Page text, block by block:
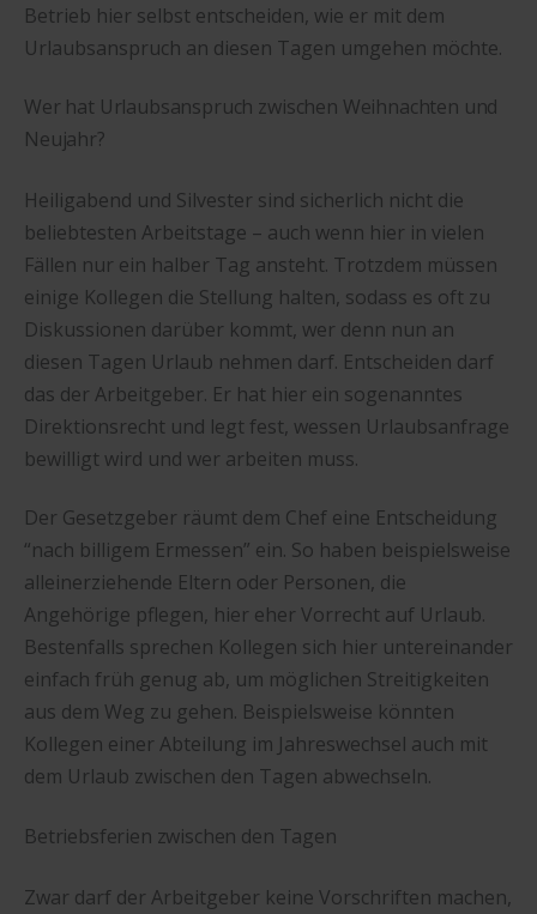
Betrieb hier selbst entscheiden, wie er mit dem
Urlaubsanspruch an diesen Tagen umgehen möchte.
Wer hat Urlaubsanspruch zwischen Weihnachten und
Neujahr?
Heiligabend und Silvester sind sicherlich nicht die
beliebtesten Arbeitstage – auch wenn hier in vielen
Fällen nur ein halber Tag ansteht. Trotzdem müssen
einige Kollegen die Stellung halten, sodass es oft zu
Diskussionen darüber kommt, wer denn nun an
diesen Tagen Urlaub nehmen darf. Entscheiden darf
das der Arbeitgeber. Er hat hier ein sogenanntes
Direktionsrecht und legt fest, wessen Urlaubsanfrage
bewilligt wird und wer arbeiten muss.
Der Gesetzgeber räumt dem Chef eine Entscheidung
“nach billigem Ermessen” ein. So haben beispielsweise
alleinerziehende Eltern oder Personen, die
Angehörige pflegen, hier eher Vorrecht auf Urlaub.
Bestenfalls sprechen Kollegen sich hier untereinander
einfach früh genug ab, um möglichen Streitigkeiten
aus dem Weg zu gehen. Beispielsweise könnten
Kollegen einer Abteilung im Jahreswechsel auch mit
dem Urlaub zwischen den Tagen abwechseln.
Betriebsferien zwischen den Tagen
Zwar darf der Arbeitgeber keine Vorschriften machen,